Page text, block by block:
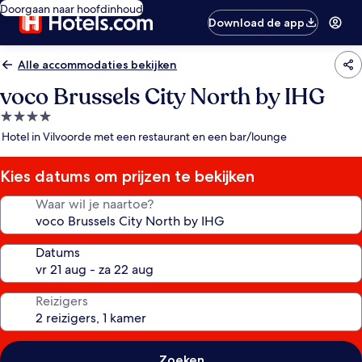
Doorgaan naar hoofdinhoud
Download de app
Alle accommodaties bekijken
voco Brussels City North by IHG
4.0-
sterrenaccommodatie
Hotel in Vilvoorde met een restaurant en een bar/lounge
Kies datums om prijzen te bekijken
Waar wil je naartoe?
Datums
Reizigers